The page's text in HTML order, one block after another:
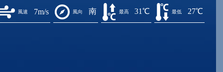
風速 7m/s 風向 南 最高 31℃ 最低 27℃